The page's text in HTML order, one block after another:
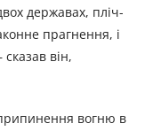
державах, пліч-
прагнення, і
він,
вогню в